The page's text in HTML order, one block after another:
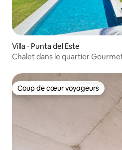
Villa ⋅ Punta del Este
Chalet dans le quartier
Coup de cœur voyageurs
Coup de cœur voyageurs